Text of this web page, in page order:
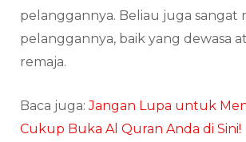
pelanggannya. Beliau juga sangat
pelanggannya, baik yang dewasa
remaja.
Baca juga:Jangan Lupa untuk
Cukup Buka Al Quran Anda di Sini!